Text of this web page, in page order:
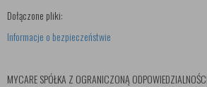
Dołączone pliki:
Informacje o bezpieczeństwie
MYCARE SPÓŁKA Z OGRANICZONĄ